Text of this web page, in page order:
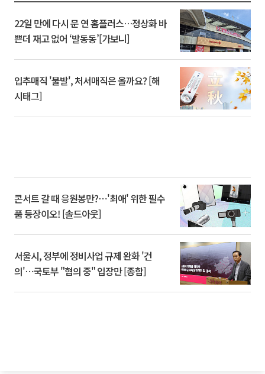
22일 만에 다시 문 연 홈플러스…정상화 바
쁜데 재고 없어 ‘발동동’[가보니]
입추매직 '불발', 처서매직은 올까요? [해
시태그]
콘서트 갈 때 응원봉만?⋯'최애' 위한 필수
품 등장이오! [솔드아웃]
서울시, 정부에 정비사업 규제 완화 '건
의'⋯국토부 "협의 중" 입장만 [종합]